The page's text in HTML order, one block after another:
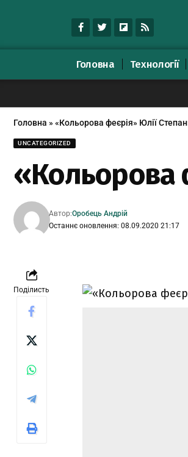
Головна Технології
Головна »«Кольорова феєрія» Юлії
UNCATEGORIZED
«Кольорова
Останнє оновлення: 08.09.2020 21:17
Автор:Оробець Андрій
Поділисть